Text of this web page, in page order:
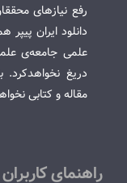
رفع نیازهای
دانلود ایران
علمی جامعه‌ی
دریغ نخواهدکرد.
مقاله و کتابی
راهنمای کاربران